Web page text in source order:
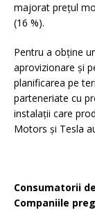
majorat prețul
(16 %).
Pentru a obține
aprovizionare și
planificarea pe
parteneriate cu
instalații care
Motors și Tesla
Consumatorii
Companiile